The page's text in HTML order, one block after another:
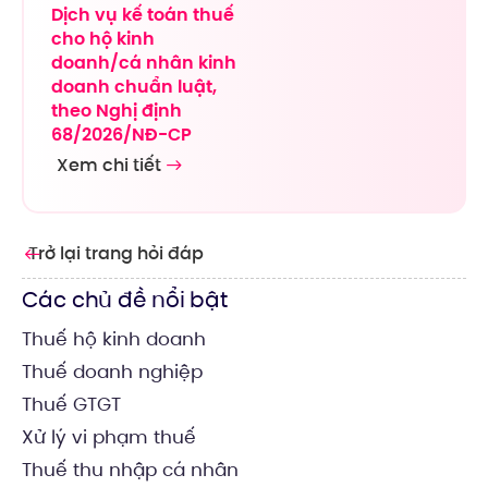
Trở lại trang hỏi đáp
Các chủ đề nổi bật
Thuế hộ kinh doanh
Thuế doanh nghiệp
Thuế GTGT
Xử lý vi phạm thuế
Thuế thu nhập cá nhân
Dịch vụ kế toán thuế
cho hộ kinh
doanh/cá nhân kinh
doanh chuẩn luật,
theo Nghị định
68/2026/NĐ-CP
Xem chi tiết